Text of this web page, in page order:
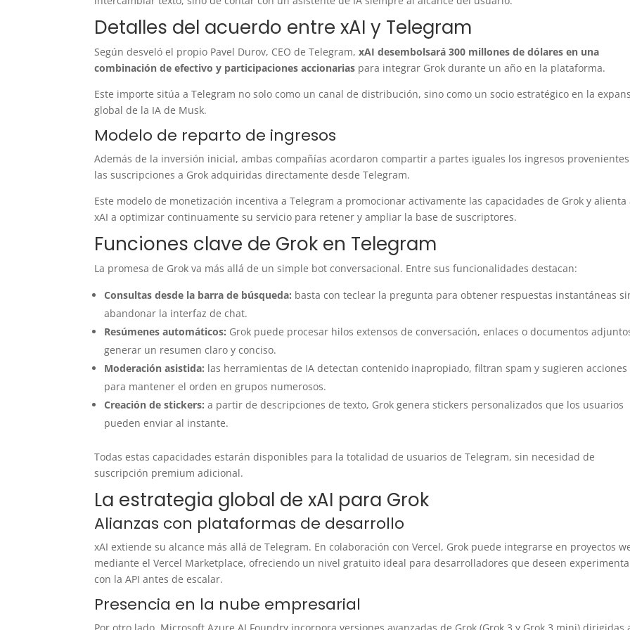
Detalles del acuerdo entre xAI y Telegram
Según desveló el propio Pavel Durov, CEO de Telegram,xAI desembolsará 300 millones de dólares en una
combinación de efectivo y participaciones accionarias para integrar Grok durante un año en la plataforma.
Este importe sitúa a Telegram no solo como un canal de distribución, sino como un socio estratégico en la
global de la IA de Musk.
Modelo de reparto de ingresos
Además de la inversión inicial, ambas compañías acordaron compartir a partes iguales los ingresos
las suscripciones a Grok adquiridas directamente desde Telegram.
Este modelo de monetización incentiva a Telegram a promocionar activamente las capacidades de Grok y alienta
xAI a optimizar continuamente su servicio para retener y ampliar la base de suscriptores.
Funciones clave de Grok en Telegram
La promesa de Grok va más allá de un simple bot conversacional. Entre sus funcionalidades destacan:
Consultas desde la barra de búsqueda: basta con teclear la pregunta para obtener respuestas instantáneas
abandonar la interfaz de chat.
Resúmenes automáticos: Grok puede procesar hilos extensos de conversación, enlaces o documentos
generar un resumen claro y conciso.
Moderación asistida: las herramientas de IA detectan contenido inapropiado, filtran spam y sugieren acciones
para mantener el orden en grupos numerosos.
Creación de stickers: a partir de descripciones de texto, Grok genera stickers personalizados que los usuarios
pueden enviar al instante.
Todas estas capacidades estarán disponibles para la totalidad de usuarios de Telegram, sin necesidad de
suscripción premium adicional.
La estrategia global de xAI para Grok
Alianzas con plataformas de desarrollo
xAI extiende su alcance más allá de Telegram. En colaboración con Vercel, Grok puede integrarse en proyectos
mediante el Vercel Marketplace, ofreciendo un nivel gratuito ideal para desarrolladores que deseen
con la API antes de escalar.
Presencia en la nube empresarial